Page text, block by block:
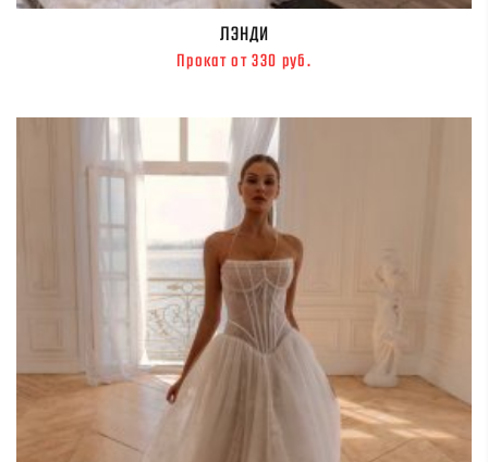
ЛЭНДИ
Прокат от 330 руб.